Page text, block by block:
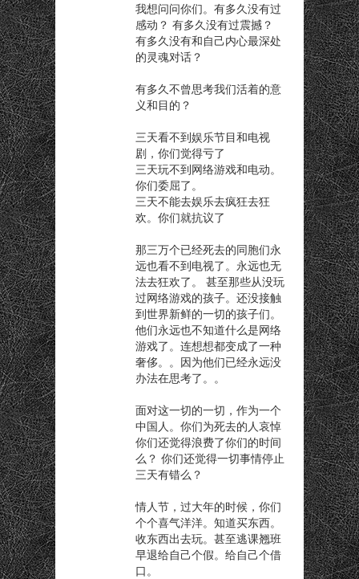
我想问问你们。有多久没有过
感动？ 有多久没有过震撼？
有多久没有和自己内心最深处
的灵魂对话？
有多久不曾思考我们活着的意
义和目的？
三天看不到娱乐节目和电视
剧，你们觉得亏了
三天玩不到网络游戏和电动。
你们委屈了。
三天不能去娱乐去疯狂去狂
欢。你们就抗议了
那三万个已经死去的同胞们永
远也看不到电视了。永远也无
法去狂欢了。 甚至那些从没玩
过网络游戏的孩子。还没接触
到世界新鲜的一切的孩子们。
他们永远也不知道什么是网络
游戏了。连想想都变成了一种
奢侈。。因为他们已经永远没
办法在思考了。。
面对这一切的一切，作为一个
中国人。你们为死去的人哀悼
你们还觉得浪费了你们的时间
么？ 你们还觉得一切事情停止
三天有错么？
情人节，过大年的时候，你们
个个喜气洋洋。知道买东西。
收东西出去玩。甚至逃课翘班
早退给自己个假。给自己个借
口。